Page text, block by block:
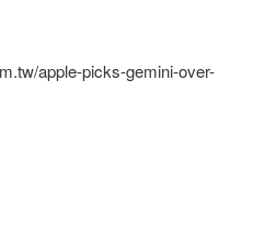
apple-picks-gemini-over-